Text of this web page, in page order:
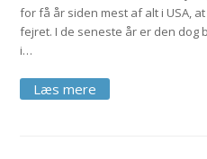
for få år siden mest af alt i USA,
fejret. I de seneste år er den
i…